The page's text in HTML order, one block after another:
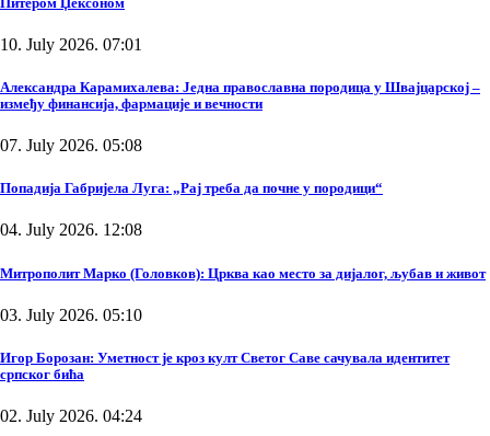
10. July 2026. 07:01
Александра Карамихалева: Једна православна породица у Швајцарској –
између финансија, фармације и вечности
07. July 2026. 05:08
Попадија Габријела Луга: „Рај треба да почне у породици“
04. July 2026. 12:08
Митрополит Марко (Головков): Црква као место за дијалог, љубав и живот
03. July 2026. 05:10
Игор Борозан: Уметност је кроз култ Светог Саве сачувала идентитет
српског бића
02. July 2026. 04:24